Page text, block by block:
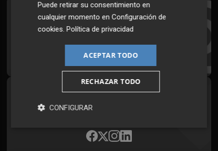
Suscríbete al Boletín
Todos los días a primera hora en tu email
¡Quiero suscribirme!
Síguenos en redes
Plaza Podcast, desde cualquier medio
Puede retirar su consentimiento en
cualquier momento enConfiguración de
cookies.Política de privacidad
ACEPTAR TODO
RECHAZAR TODO
CONFIGURAR